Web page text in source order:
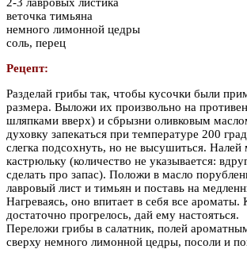
веточка тимьяна
немного лимонной цедры
соль, перец
Рецепт:
Разделай грибы так, чтобы кусочки были
размера. Выложи их произвольно на
шляпками вверх) и сбрызни оливковым
духовку запекаться при температуре 200
слегка подсохнуть, но не высушиться.
кастрюльку (количество не указывается:
сделать про запас). Положи в масло
лавровый лист и тимьян и поставь на
Нагреваясь, оно впитает в себя все ароматы.
достаточно прогрелось, дай ему настояться.
Переложи грибы в салатник, полей
сверху немного лимонной цедры, посоли и